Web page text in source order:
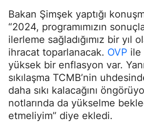
Bakan Şimşek yaptığı
“2024, programımızın
ilerleme sağladığımız bir yıl
ihracat toparlanacak. OVP ile
yüksek bir enflasyon var.
sıkılaşma TCMB’nin
daha sıkı kalacağını
notlarında da yükselme
etmeliyim” diye ekledi.